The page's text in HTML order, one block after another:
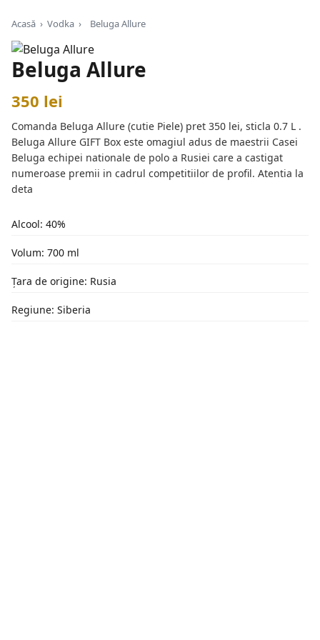
Acasă › Vodka › Beluga Allure
Beluga Allure
350 lei
Comanda Beluga Allure (cutie Piele) pret 350 lei, sticla 0.7 L .
Beluga Allure GIFT Box este omagiul adus de maestrii Casei
Beluga echipei nationale de polo a Rusiei care a castigat
numeroase premii in cadrul competitiilor de profil. Atentia la
deta
Alcool: 40%
Volum: 700 ml
Țara de origine: Rusia
Regiune: Siberia